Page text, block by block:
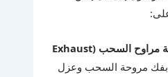
تنظيف وصيانة مراوح السحب (Exhaust
بفك مروحة السحب وعزل